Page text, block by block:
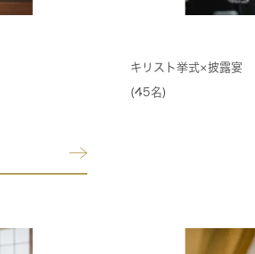
キリスト挙式×披露宴
(45名)